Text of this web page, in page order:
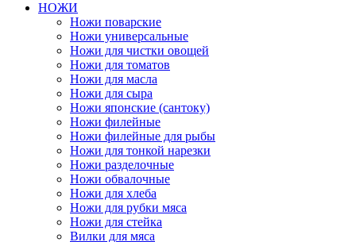
НОЖИ
Ножи поварские
Ножи универсальные
Ножи для чистки овощей
Ножи для томатов
Ножи для масла
Ножи для сыра
Ножи японские (сантоку)
Ножи филейные
Ножи филейные для рыбы
Ножи для тонкой нарезки
Ножи разделочные
Ножи обвалочные
Ножи для хлеба
Ножи для рубки мяса
Ножи для стейка
Вилки для мяса